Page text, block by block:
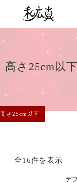
高さ25cm以下
高さ25cm以下
全16件を表示